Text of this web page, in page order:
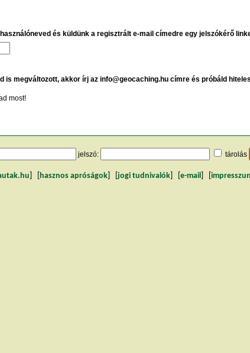
és küldünk a regisztrált e-mail címedre egy jelszókérő
is megváltozott, akkor írj az info@geocaching.hu címre és próbáld
most!
jelszó: tárolás
hasznos apróságok jogi tudnivalók e-mail